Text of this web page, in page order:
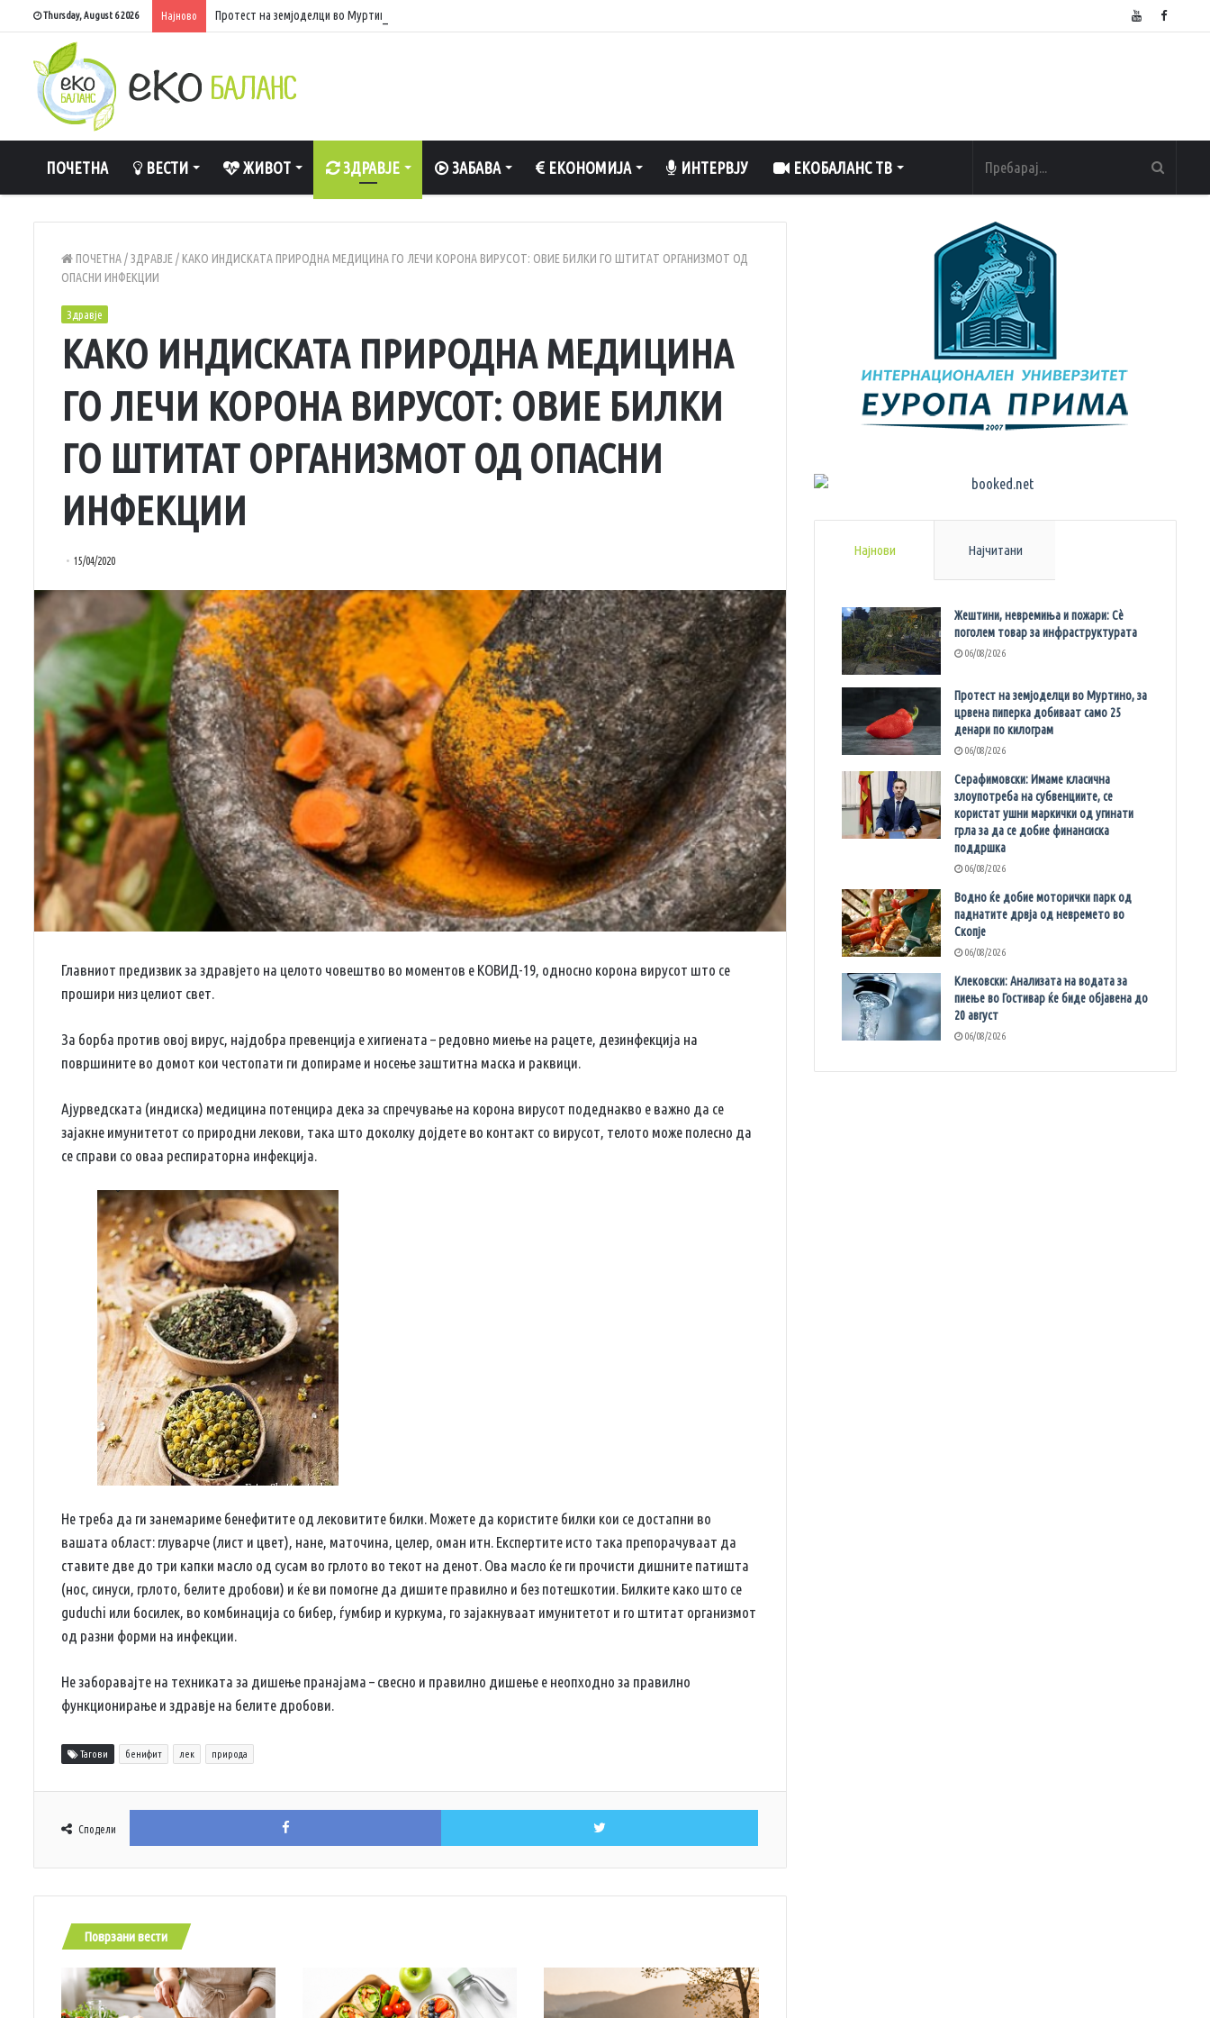
Thursday, August 6 2026 Најново Протест на земјоделци во Муртино, за црвена пиперка добиваат само 25 денари по килограм
ПОЧЕТНА ВЕСТИ ЖИВОТ ЗДРАВЈЕ ЗАБАВА ЕКОНОМИЈА ИНТЕРВЈУ ЕКОБАЛАНС ТВ
ПОЧЕТНА/ЗДРАВЈЕ / КАКО ИНДИСКАТА ПРИРОДНА МЕДИЦИНА ГО ЛЕЧИ КОРОНА ВИРУСОТ: ОВИЕ БИЛКИ ГО ШТИТАТ ОРГАНИЗМОТ ОД
ОПАСНИ ИНФЕКЦИИ
Здравје
КАКО ИНДИСКАТА ПРИРОДНА МЕДИЦИНА
ГО ЛЕЧИ КОРОНА ВИРУСОТ: ОВИЕ БИЛКИ
ГО ШТИТАТ ОРГАНИЗМОТ ОД ОПАСНИ
ИНФЕКЦИИ
15/04/2020
Главниот предизвик за здравјето на целото човештво во моментов е КОВИД-19, односно корона вирусот што се
прошири низ целиот свет.
За борба против овој вирус, најдобра превенција е хигиената – редовно миење на рацете, дезинфекција на
површините во домот кои честопати ги допираме и носење заштитна маска и раквици.
Ајурведската (индиска) медицина потенцира дека за спречување на корона вирусот подеднакво е важно да се
зајакне имунитетот со природни лекови, така што доколку дојдете во контакт со вирусот, телото може полесно да
се справи со оваа респираторна инфекција.
Не треба да ги занемариме бенефитите од лековитите билки. Можете да користите билки кои се достапни во
вашата област: глуварче (лист и цвет), нане, маточина, целер, оман итн. Експертите исто така препорачуваат да
ставите две до три капки масло од сусам во грлото во текот на денот. Ова масло ќе ги прочисти дишните патишта
(нос, синуси, грлото, белите дробови) и ќе ви помогне да дишите правилно и без потешкотии. Билките како што се
guduchi или босилек, во комбинација со бибер, ѓумбир и куркума, го зајакнуваат имунитетот и го штитат организмот
од разни форми на инфекции.
Не заборавајте на техниката за дишење пранајама – свесно и правилно дишење е неопходно за правилно
функционирање и здравје на белите дробови.
Тагови бенифит лек природа
Сподели
Facebook Twitter
Поврзани вести
Најнови Најчитани
Жештини, невремиња и пожари: Сè
поголем товар за инфраструктурата
06/08/2026
Протест на земјоделци во Муртино, за
црвена пиперка добиваат само 25
денари по килограм
06/08/2026
Серафимовски: Имаме класична
злоупотреба на субвенциите, се
користат ушни маркички од угинати
грла за да се добие финансиска
поддршка
06/08/2026
Водно ќе добие моторички парк од
паднатите дрвја од невремето во
Скопје
06/08/2026
Клековски: Анализата на водата за
пиење во Гостивар ќе биде објавена до
20 август
06/08/2026